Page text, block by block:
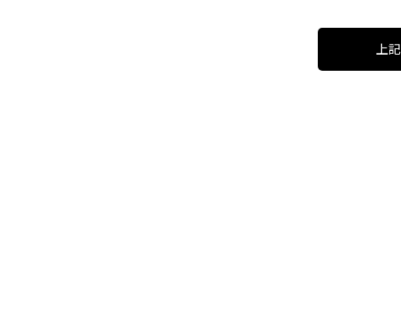
上